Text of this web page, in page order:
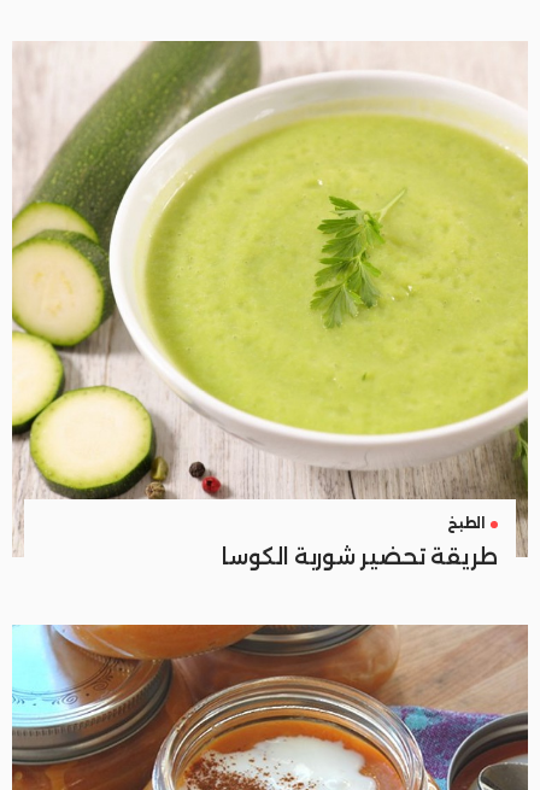
الطبخ
طريقة تحضير شوربة الكوسا